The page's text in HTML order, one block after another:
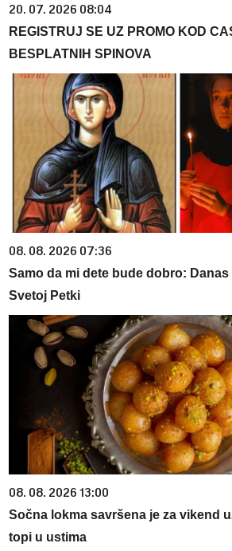
20. 07. 2026 08:04
REGISTRUJ SE UZ PROMO KOD
BESPLATNIH SPINOVA
08. 08. 2026 07:36
Samo da mi dete bude dobro: Danas
Svetoj Petki
08. 08. 2026 13:00
Sočna lokma savršena je za vikend
topi u ustima